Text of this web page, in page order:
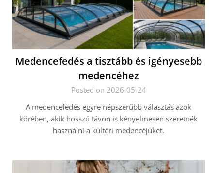
Medencefedés a tisztább és igényesebb
medencéhez
Posted on 2026-05-24
A medencefedés egyre népszerűbb választás azok
körében, akik hosszú távon is kényelmesen szeretnék
használni a kültéri medencéjüket.